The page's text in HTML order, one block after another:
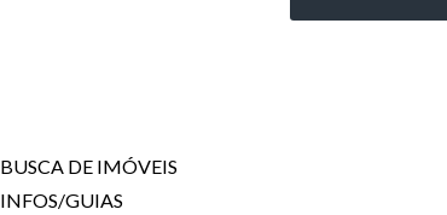
BUSCA DE IMÓVEIS
INFOS/GUIAS